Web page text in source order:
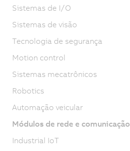
Sistemas de I/O
Sistemas de visão
Tecnologia de segurança
Motion control
Sistemas mecatrônicos
Robotics
Automação veicular
Módulos de rede e comunicação
Industrial IoT